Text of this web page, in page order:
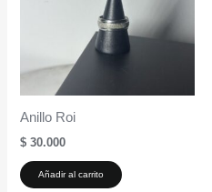
Anillo Roi
$ 30.000
Añadir al carrito